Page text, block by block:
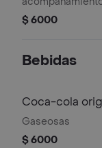
$ 6000
Bebidas
Coca-cola
Gaseosas
$ 6000